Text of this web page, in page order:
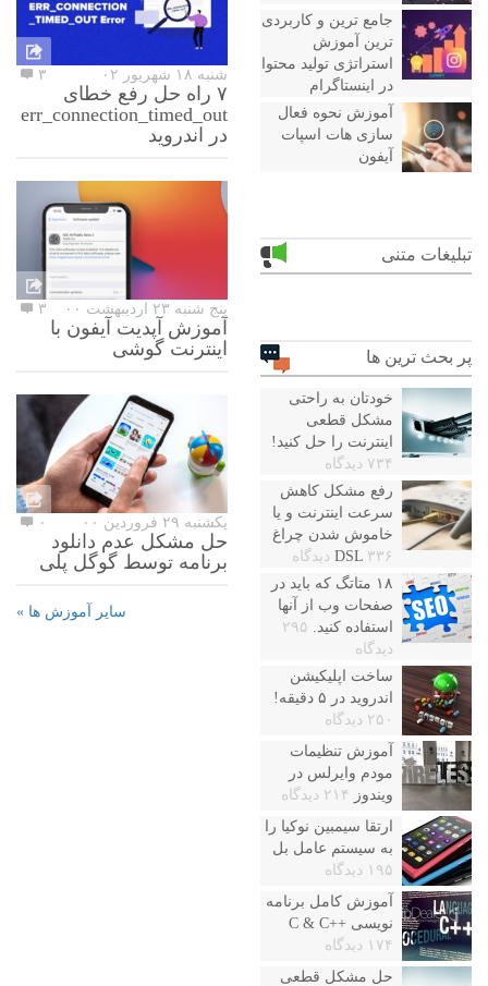
جامع ترین و کاربردی
ترین آموزش
استراتژی تولید محتوا
در اینستاگرام
آموزش نحوه فعال
سازی هات اسپات
آیفون
تبلیغات متنی
پر بحث ترین ها
خودتان به راحتی
مشکل قطعی
اینترنت را حل کنید!
۷۳۴ دیدگاه
رفع مشکل کاهش
سرعت اینترنت و یا
خاموش شدن چراغ
DSL ۳۳۶ دیدگاه
۱۸ متاتگ که باید در
صفحات وب از آنها
استفاده کنید. ۲۹۵
دیدگاه
ساخت اپلیکیشن
اندروید در ۵ دقیقه!
۲۵۰ دیدگاه
آموزش تنظیمات
مودم وایرلس در
ویندوز
۲۱۴ دیدگاه
ارتقا سیمبین نوکیا را
به سیستم عامل بل
۱۹۵ دیدگاه
آموزش کامل برنامه
نویسی ++C & C
۱۷۴ دیدگاه
حل مشکل قطعی
شنبه ۱۸ شهریور ۰۲ ۳
۷ راه حل رفع خطای
err_connection_timed_out
در اندروید
پنج شنبه ۲۳ اردیبهشت ۰۰ ۳
آموزش آپدیت آیفون با
اینترنت گوشی
یکشنبه ۲۹ فروردین ۰۰ ۰
حل مشکل عدم دانلود
برنامه توسط گوگل پلی
سایر آموزش ها »